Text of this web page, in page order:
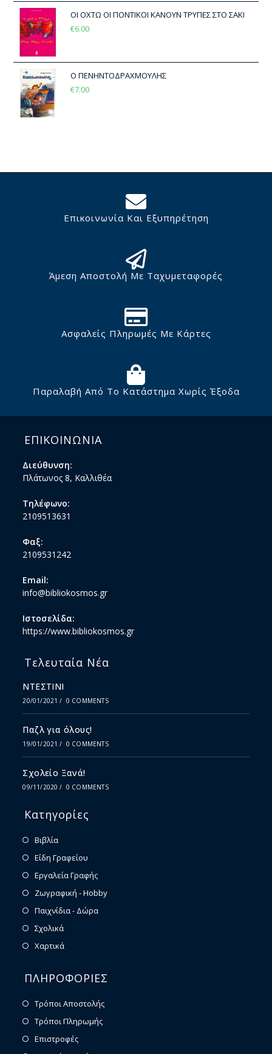
ΟΙ ΟΧΤΩ ΟΙ ΠΟΝΤΙΚΟΙ ΚΑΝΟΥΝ ΤΡΥΠΕΣ ΣΤΟ ΣΑΚΙ
€6.00
Ο ΠΕΝΗΝΤΟΔΡΑΧΜΟΥΛΗΣ
€7.00
Επικοινωνία Και Εξυπηρέτηση
Άμεση Αποστολή Με Ταχυμεταφορές
Ασφαλείς Πληρωμές Με Κάρτες
Παραλαβή Από Το Κατάστημα Χωρίς Έξοδα
ΕΠΙΚΟΙΝΩΝΙΑ
Διεύθυνση:
Πλάτωνος 8, Καλλιθέα
Τηλέφωνο:
2109513631
Φαξ:
2109531242
Email:
info@bibliokosmos.gr
Ιστοσελίδα:
https://www.bibliokosmos.gr
Τελευταία Νέα
ΝΤΕΣΤΙΝΙ
20/01/2021 / 0 COMMENTS
Παζλ για όλους!
19/01/2021 / 0 COMMENTS
Σχολείο Ξανά!
09/11/2020 / 0 COMMENTS
Κατηγορίες
Βιβλία
Είδη Γραφείου
Εργαλεία Γραφής
Ζωγραφική - Hobby
Παιχνίδια - Δώρα
Σχολικά
Χαρτικά
ΠΛΗΡΟΦΟΡΙΕΣ
Τρόποι Αποστολής
Τρόποι Πληρωμής
Επιστροφές